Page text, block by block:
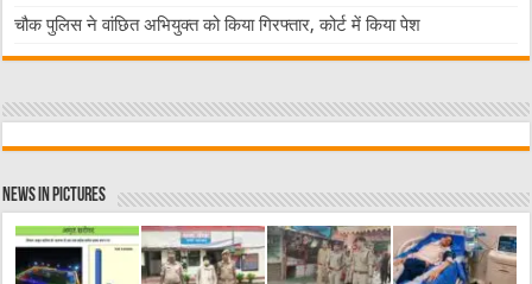
चौक पुलिस ने वांछित अभियुक्त को किया गिरफ्तार, कोर्ट में किया पेश
News in Pictures